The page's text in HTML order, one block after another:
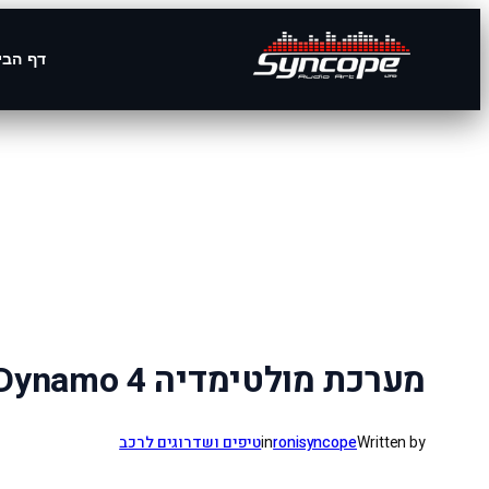
דף
לדלג
מערכת מולטימדיה Dynamo 4 – עוצמה, גמישות וטכנולוגיה מתקדמת ברכב שלך
Written by
ronisyncope
inטיפים ושדרוגים לרכב